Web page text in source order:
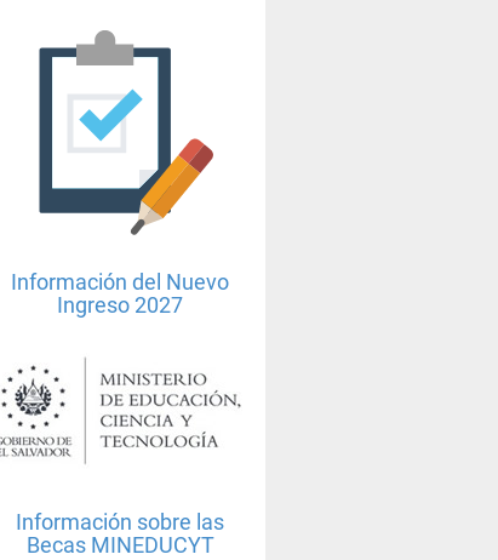
Información del Nuevo
Ingreso 2027
Información sobre las
Becas MINEDUCYT